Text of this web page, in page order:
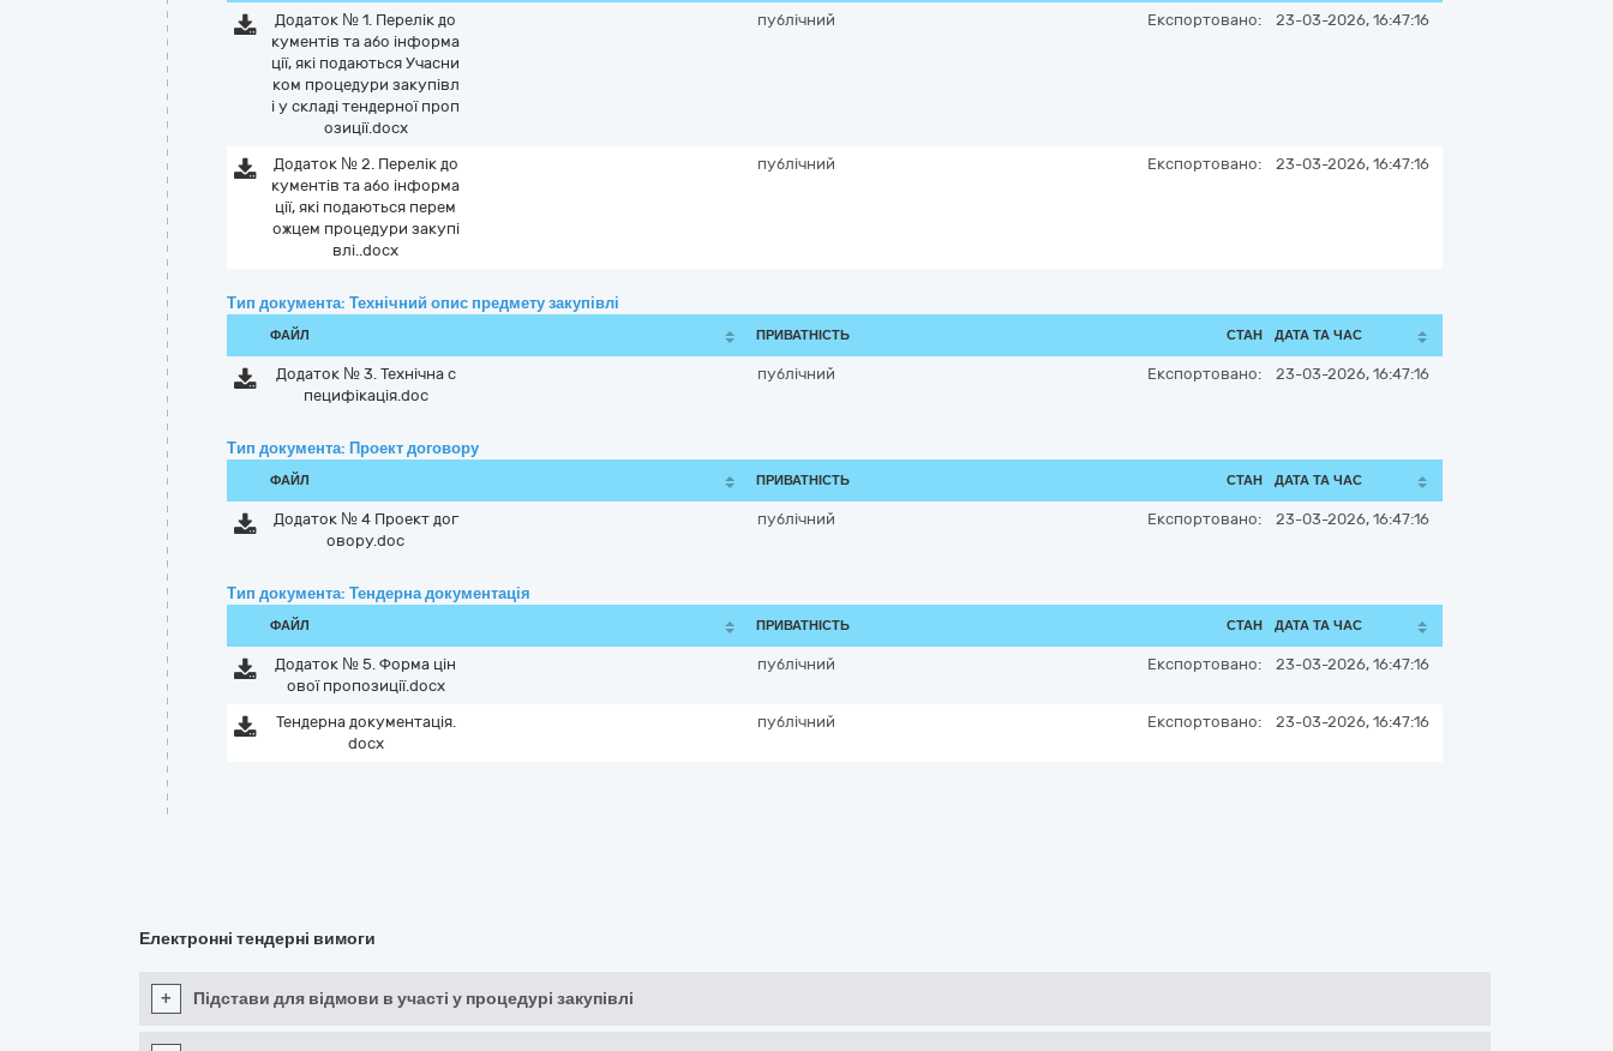
Додаток № 1. Перелік до
кументів та або інформа
ції, які подаються Учасни
ком процедури закупівл
і у складі тендерної проп
озиції.docx
публічний Експортовано: 23-03-2026, 16:47:16
Додаток № 2. Перелік до
кументів та або інформа
ції, які подаються перем
ожцем процедури закупі
влі..docx
публічний Експортовано: 23-03-2026, 16:47:16
Тип документа: Технічний опис предмету закупівлі
ФАЙЛ ПРИВАТНІСТЬ СТАН ДАТА ТА ЧАС
Додаток № 3. Технічна с
пецифікація.doc
публічний Експортовано: 23-03-2026, 16:47:16
Тип документа: Проект договору
ФАЙЛ ПРИВАТНІСТЬ СТАН ДАТА ТА ЧАС
Додаток № 4 Проект дог
овору.doc
публічний Експортовано: 23-03-2026, 16:47:16
Тип документа: Тендерна документація
ФАЙЛ ПРИВАТНІСТЬ СТАН ДАТА ТА ЧАС
Додаток № 5. Форма цін
ової пропозиції.docx
публічний Експортовано: 23-03-2026, 16:47:16
Тендерна документація.
docx
публічний Експортовано: 23-03-2026, 16:47:16
Електронні тендерні вимоги
+ Підстави для відмови в участі у процедурі закупівлі